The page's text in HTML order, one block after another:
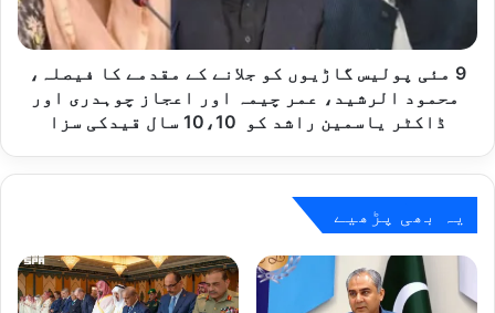
کا
فیصلہ،
الرشید،
چوہدری
اور
یاسمین
9 مئی پولیس گاڑیوں کو جلانے کے مقدمے کا فیصلہ،
محمود الرشید، عمر چیمہ اور اعجاز چوہدری اور
ڈاکٹر یاسمین راشد کو 10،10 سال قیدکی سزا
یہ بھی پڑھیے